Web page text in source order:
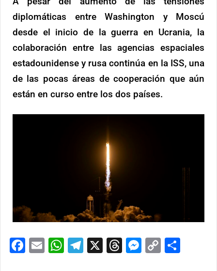
diplomáticas entre Washington y Moscú
desde el inicio de la guerra en Ucrania, la
colaboración entre las agencias espaciales
estadounidense y rusa continúa en la ISS, una
de las pocas áreas de cooperación que aún
están en curso entre los dos países.
Facebook
EmailWhatsApp
Telegram
X ThreadsCopy